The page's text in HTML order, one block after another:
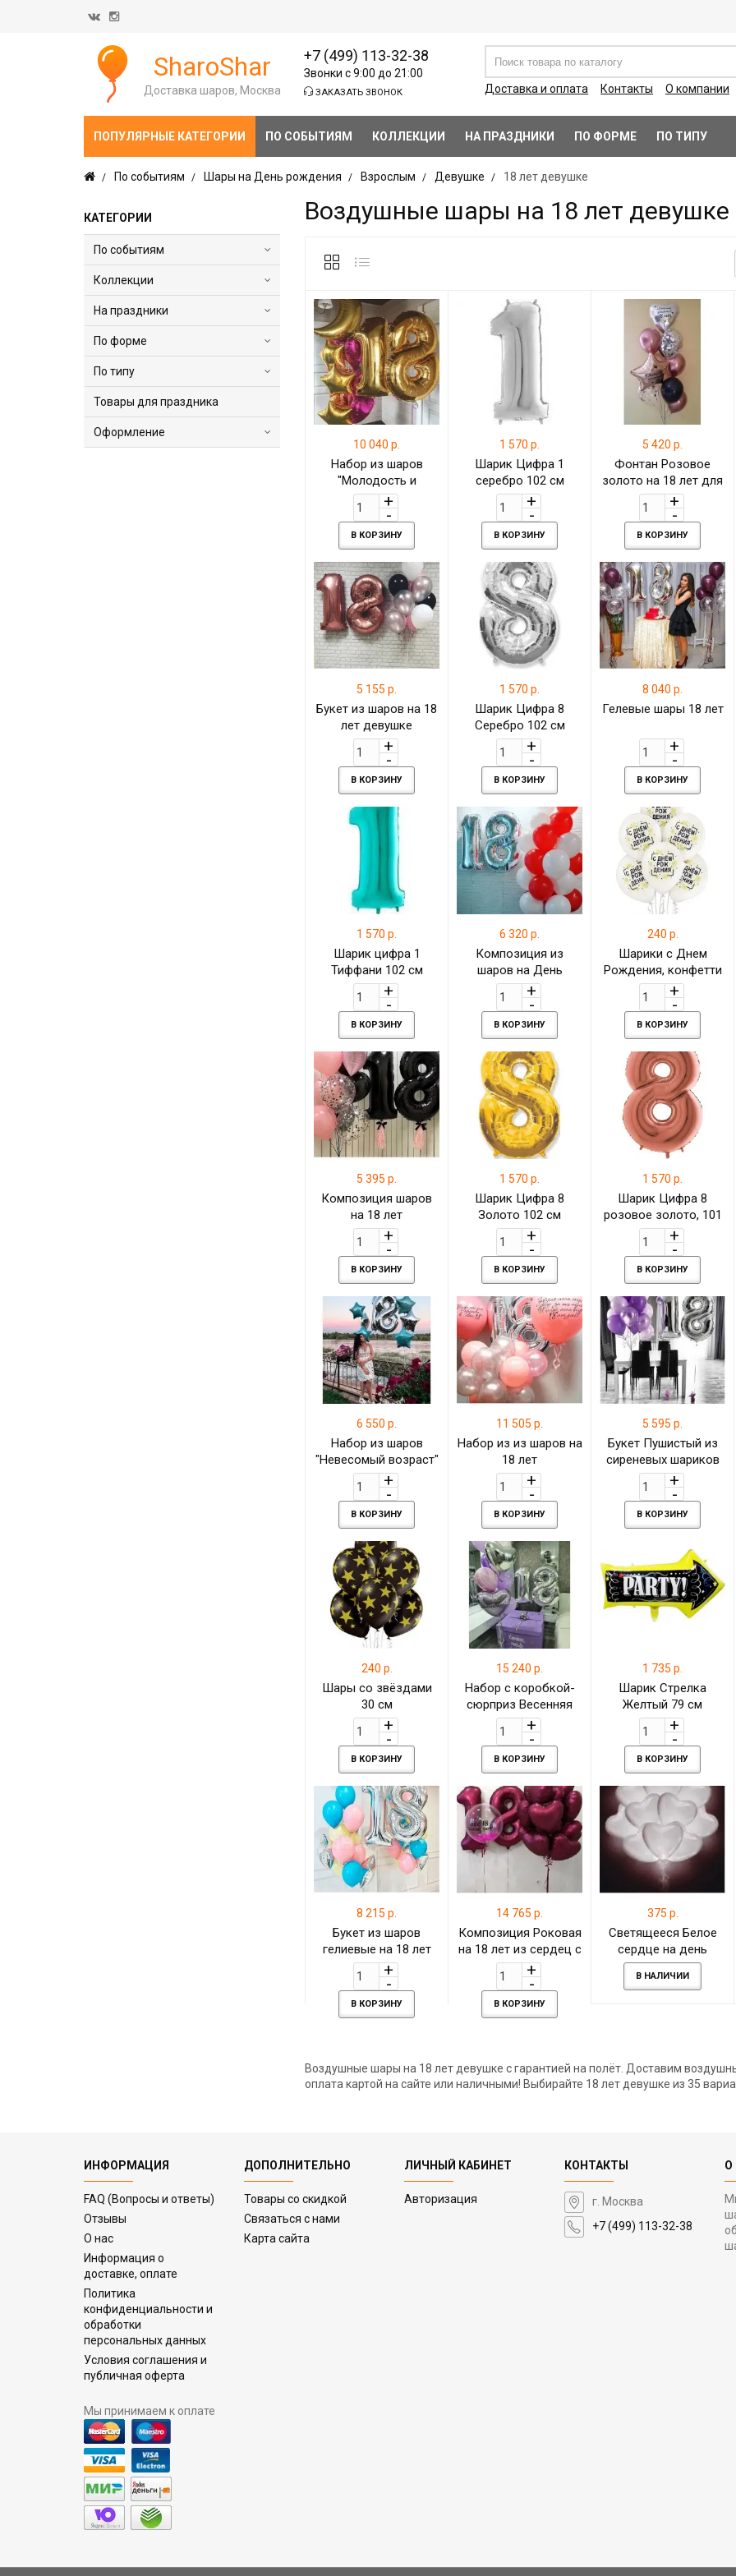
SharoShar
Доставка шаров, Москва
+7 (499) 113-32-38
Звонки с 9:00 до 21:00
ЗАКАЗАТЬ ЗВОНОК Доставка и оплата Контакты О компании
ПОПУЛЯРНЫЕ КАТЕГОРИИ ПО СОБЫТИЯМ КОЛЛЕКЦИИ НА ПРАЗДНИКИ ПО ФОРМЕ ПО ТИПУ
По событиям Шары на День рождения Взрослым Девушке 18 лет девушке
КАТЕГОРИИ
По событиям
Коллекции
На праздники
По форме
По типу
Товары для праздника
Оформление
Воздушные шары на 18 лет девушке
10 040 р.
Набор из шаров
"Молодость и
красота"
В КОРЗИНУ
1 570 р.
Шарик Цифра 1
серебро 102 см
В КОРЗИНУ
5 420 р.
Фонтан Розовое
золото на 18 лет для
доченьки
В КОРЗИНУ
5 155 р.
Букет из шаров на 18
лет девушке
В КОРЗИНУ
1 570 р.
Шарик Цифра 8
Серебро 102 см
В КОРЗИНУ
8 040 р.
Гелевые шары 18 лет
В КОРЗИНУ
1 570 р.
Шарик цифра 1
Тиффани 102 см
В КОРЗИНУ
6 320 р.
Композиция из
шаров на День
Рождения 18 лет
девушке
В КОРЗИНУ
240 р.
Шарики с Днем
Рождения, конфетти
В КОРЗИНУ
5 395 р.
Композиция шаров
на 18 лет
В КОРЗИНУ
1 570 р.
Шарик Цифра 8
Золото 102 см
В КОРЗИНУ
1 570 р.
Шарик Цифра 8
розовое золото, 101
см
В КОРЗИНУ
6 550 р.
Набор из шаров
"Невесомый возраст"
В КОРЗИНУ
11 505 р.
Набор из из шаров на
18 лет
В КОРЗИНУ
5 595 р.
Букет Пушистый из
сиреневых шариков
на 18-летие для
девушки
В КОРЗИНУ
240 р.
Шары со звёздами
30 см
В КОРЗИНУ
15 240 р.
Набор с коробкой-
сюрприз Весенняя
сирень на 18 лет
В КОРЗИНУ
1 735 р.
Шарик Стрелка
Желтый 79 см
В КОРЗИНУ
8 215 р.
Букет из шаров
гелиевые на 18 лет
В КОРЗИНУ
14 765 р.
Композиция Роковая
на 18 лет из сердец с
цифрами
В КОРЗИНУ
375 р.
Светящееся Белое
сердце на день
рождения
В НАЛИЧИИ
Воздушные шары на 18 лет девушке с гарантией на полёт. Доставим
оплата картой на сайте или наличными! Выбирайте 18 лет девушке из 35
ИНФОРМАЦИЯ
FAQ (Вопросы и ответы)
Отзывы
О нас
Информация о
доставке, оплате
Политика
конфиденциальности и
обработки
персональных данных
Условия соглашения и
публичная оферта
Мы принимаем к оплате
ДОПОЛНИТЕЛЬНО
Товары со скидкой
Связаться с нами
Карта сайта
ЛИЧНЫЙ КАБИНЕТ
Авторизация
КОНТАКТЫ
г. Москва
+7 (499) 113-32-38
О